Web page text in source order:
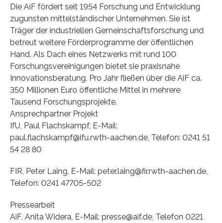
Die AiF fördert seit 1954 Forschung und Entwicklung
zugunsten mittelständischer Unternehmen. Sie ist
Träger der industriellen Gemeinschaftsforschung und
betreut weitere Förderprogramme der öffentlichen
Hand. Als Dach eines Netzwerks mit rund 100
Forschungsvereinigungen bietet sie praxisnahe
Innovationsberatung. Pro Jahr fließen über die AiF ca.
350 Millionen Euro öffentliche Mittel in mehrere
Tausend Forschungsprojekte.
Ansprechpartner Projekt
IfU, Paul Flachskampf, E-Mail:
paul.flachskampf@ifu.rwth-aachen.de, Telefon: 0241 51
54 28 80
FIR, Peter Laing, E-Mail: peter.laing@fir.rwth-aachen.de,
Telefon: 0241 47705-502
Pressearbeit
AiF, Anita Widera, E-Mail: presse@aif.de, Telefon 0221